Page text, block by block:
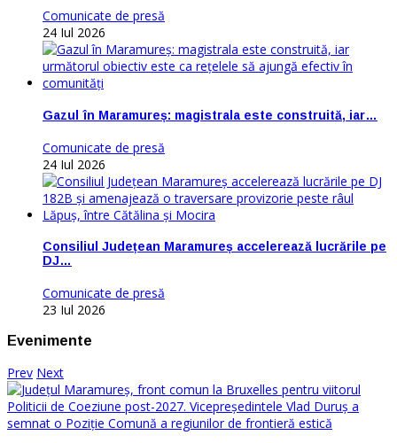
Comunicate de presă
24 Iul 2026
Gazul în Maramureș: magistrala este construită, iar…
Comunicate de presă
24 Iul 2026
Consiliul Județean Maramureș accelerează lucrările pe
DJ…
Comunicate de presă
23 Iul 2026
Evenimente
Prev Next